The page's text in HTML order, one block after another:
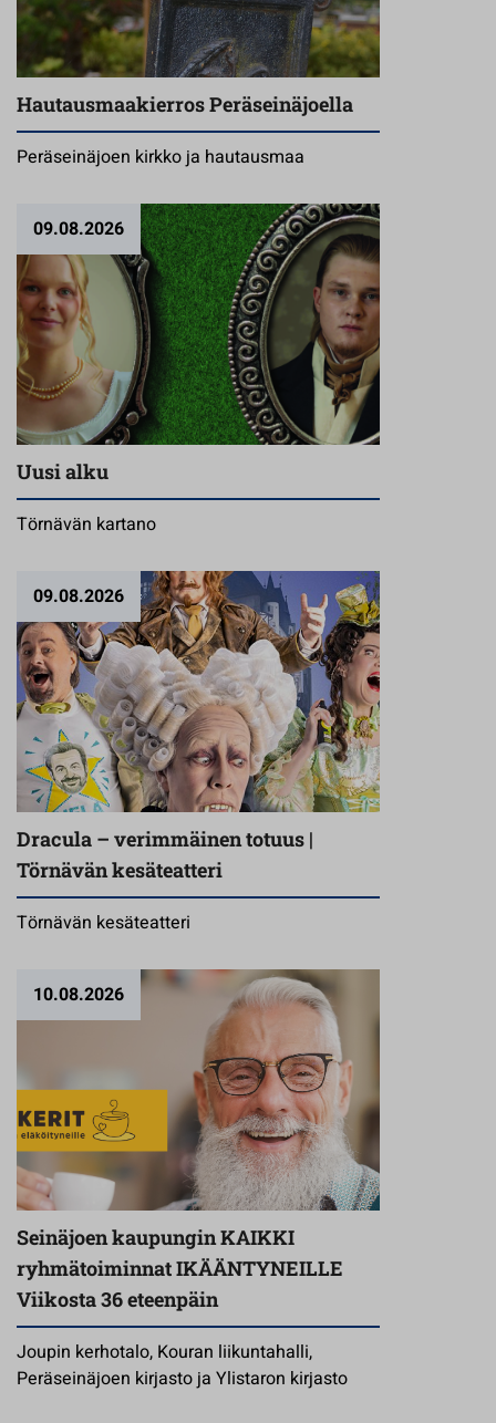
Hautausmaakierros Peräseinäjoella
Peräseinäjoen kirkko ja hautausmaa
09.08.2026
Uusi alku
Törnävän kartano
09.08.2026
Dracula – verimmäinen totuus |
Törnävän kesäteatteri
Törnävän kesäteatteri
10.08.2026
Seinäjoen kaupungin KAIKKI
ryhmätoiminnat IKÄÄNTYNEILLE
Viikosta 36 eteenpäin
Joupin kerhotalo, Kouran liikuntahalli,
Peräseinäjoen kirjasto ja Ylistaron kirjasto